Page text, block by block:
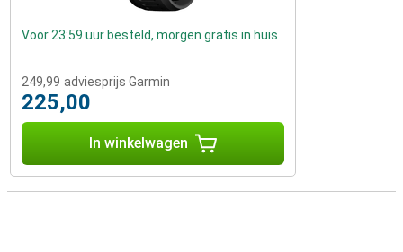
Voor 23:59 uur besteld, morgen gratis in huis
249,99 adviesprijs Garmin
225,00
In winkelwagen